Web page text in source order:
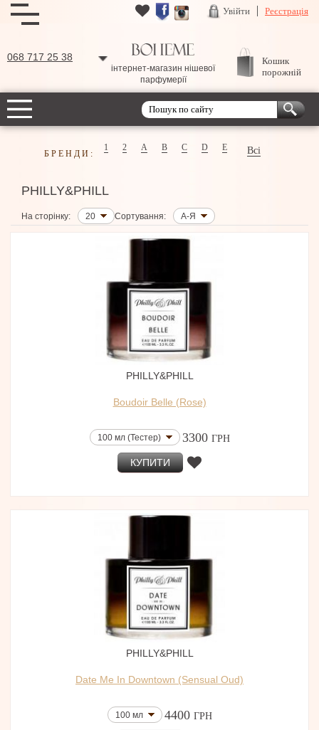
Увійти Реєстрація
068 717 25 38
інтернет-магазин нішевої
парфумерії
Кошик
порожній
БРЕНДИ:
1 2 A B C D E Всі
PHILLY&PHILL
На сторінку: 20 Сортування: А-Я
PHILLY&PHILL
Boudoir Belle (Rose)
100 мл (Тестер) 3300 ГРН
КУПИТИ
PHILLY&PHILL
Date Me In Downtown (Sensual Oud)
100 мл 4400 ГРН